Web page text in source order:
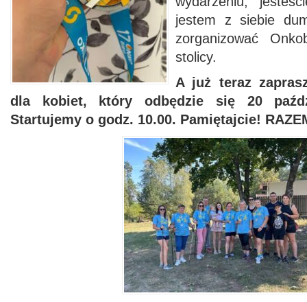
jestem z siebie
zorganizować
stolicy.
A już teraz
dla kobiet, który odbędzie się 20
Startujemy o godz. 10.00. Pamiętajcie!